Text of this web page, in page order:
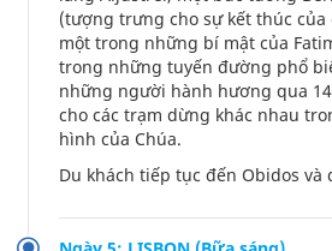
(tượng trưng cho sự kết thúc của
một trong những bí mật của
trong những tuyến đường phổ
những người hành hương qua
cho các trạm dừng khác nhau
hình của Chúa.
Du khách tiếp tục đến Obidos và